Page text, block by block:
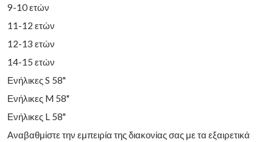
9-10 ετών
11-12 ετών
12-13 ετών
14-15 ετών
Ενήλικες S 58"
Ενήλικες M 58"
Ενήλικες L 58"
Αναβαθμίστε την εμπειρία της διακονίας σας με τα εξαιρετικά